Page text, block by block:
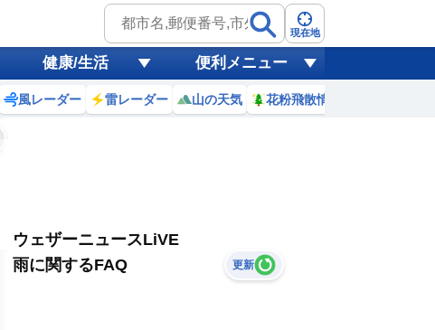
現在地
健康/生活 便利メニュー
風レーダー 雷レーダー 山の天気 花粉飛散情報
ウェザーニュースLiVE
雨に関するFAQ
更新